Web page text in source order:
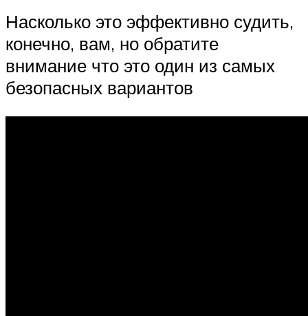
Насколько это эффективно судить,
конечно, вам, но обратите
внимание что это один из самых
безопасных вариантов